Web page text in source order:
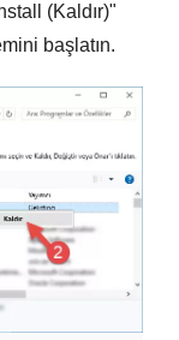
(Kaldır)"
başlatın.